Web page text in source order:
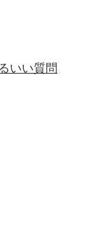
いい質問